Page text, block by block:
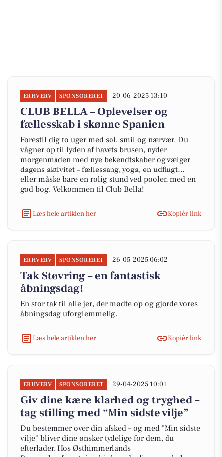
ERHVERV SPONSORERET 20-06-2025 13:10
CLUB BELLA – Oplevelser og
fællesskab i skønne Spanien
Forestil dig to uger med sol, smil og nærvær. Du
vågner op til lyden af havets brusen, nyder
morgenmaden med nye bekendtskaber og vælger
dagens aktivitet – fællessang, yoga, en udflugt…
eller måske bare en rolig stund ved poolen med en
god bog. Velkommen til Club Bella!
Læs hele artiklen her Kopiér link
ERHVERV SPONSORERET 26-05-2025 06:02
Tak Støvring – en fantastisk
åbningsdag!
En stor tak til alle jer, der mødte op og gjorde vores
åbningsdag uforglemmelig.
Læs hele artiklen her Kopiér link
ERHVERV SPONSORERET 29-04-2025 10:01
Giv dine kære klarhed og tryghed –
tag stilling med “Min sidste vilje”
Du bestemmer over din afsked – og med "Min sidste
vilje" bliver dine ønsker tydelige for dem, du
efterlader. Hos Østhimmerlands